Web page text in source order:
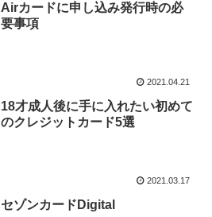
Airカードに申し込み発行時の必
要事項
2021.04.21
18才成人後に手に入れたい初めて
のクレジットカード5選
2021.03.17
セゾンカードDigital